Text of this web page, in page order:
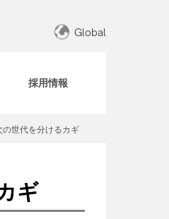
Global
採用情報
世代を分けるカギ
ギ